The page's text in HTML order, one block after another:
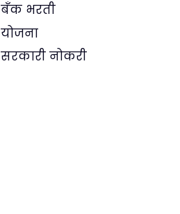
बँक भरती
योजना
सरकारी नोकरी